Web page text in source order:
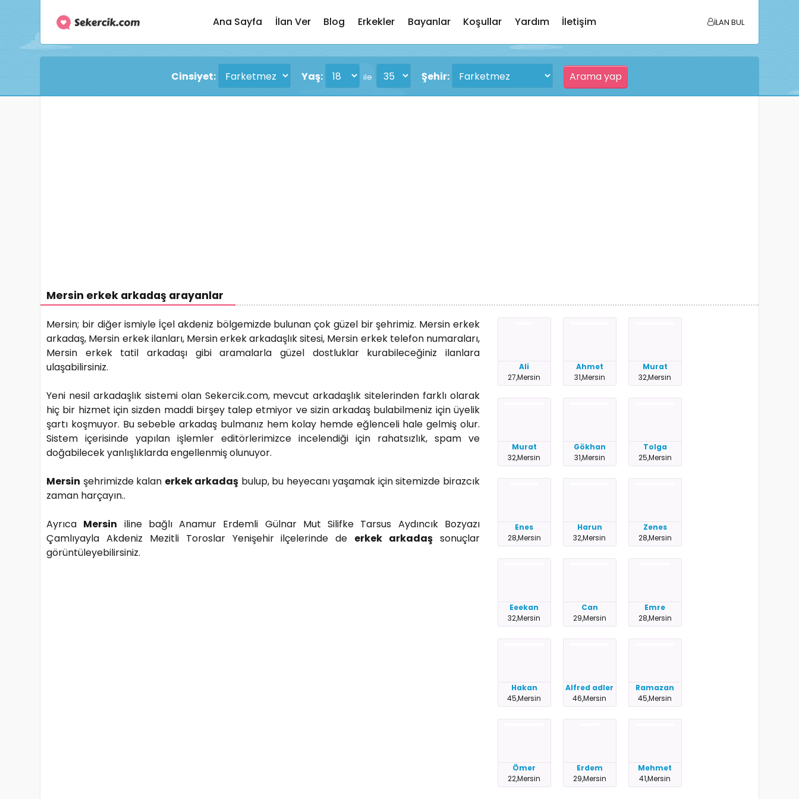
Ana Sayfa İlan Ver Blog Erkekler Bayanlar Koşullar Yardım İletişim İLAN BUL
Cinsiyet: Yaş: ile Şehir:
Mersin erkek arkadaş arayanlar
Mersin; bir diğer ismiyle İçel akdeniz bölgemizde bulunan çok güzel bir şehrimiz. Mersin erkek
arkadaş, Mersin erkek ilanları, Mersin erkek arkadaşlık sitesi, Mersin erkek telefon numaraları,
Mersin erkek tatil arkadaşı gibi aramalarla güzel dostluklar kurabileceğiniz ilanlara
ulaşabilirsiniz.
Yeni nesil arkadaşlık sistemi olan Sekercik.com, mevcut arkadaşlık sitelerinden farklı olarak
hiç bir hizmet için sizden maddi birşey talep etmiyor ve sizin arkadaş bulabilmeniz için üyelik
şartı koşmuyor. Bu sebeble arkadaş bulmanız hem kolay hemde eğlenceli hale gelmiş olur.
Sistem içerisinde yapılan işlemler editörlerimizce incelendiği için rahatsızlık, spam ve
doğabilecek yanlışlıklarda engellenmiş olunuyor.
Mersin şehrimizde kalan erkek arkadaş bulup, bu heyecanı yaşamak için sitemizde birazcık
zaman harçayın..
Ayrıca Mersin iline bağlı Anamur Erdemli Gülnar Mut Silifke Tarsus Aydıncık Bozyazı
Çamlıyayla Akdeniz Mezitli Toroslar Yenişehir ilçelerinde de erkek arkadaş sonuçlar
görüntüleyebilirsiniz.
Ali
27,Mersin
Ahmet
31,Mersin
Murat
32,Mersin
Murat
32,Mersin
Gökhan
31,Mersin
Tolga
25,Mersin
Enes
28,Mersin
Harun
32,Mersin
Zenes
28,Mersin
Eeekan
32,Mersin
Can
29,Mersin
Emre
28,Mersin
Hakan
45,Mersin
Alfred adler
46,Mersin
Ramazan
45,Mersin
Ömer
22,Mersin
Erdem
29,Mersin
Mehmet
41,Mersin